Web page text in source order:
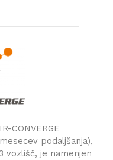
CONVERGE
podaljšanja),
vozlišč, je namenjen